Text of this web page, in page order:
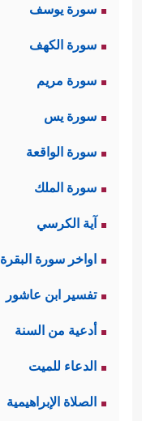
سورة يوسف
سورة الكهف
سورة مريم
سورة يس
سورة الواقعة
سورة الملك
آية الكرسي
اواخر سورة البقرة
تفسير ابن عاشور
أدعية من السنة
الدعاء للميت
الصلاة الإبراهيمية